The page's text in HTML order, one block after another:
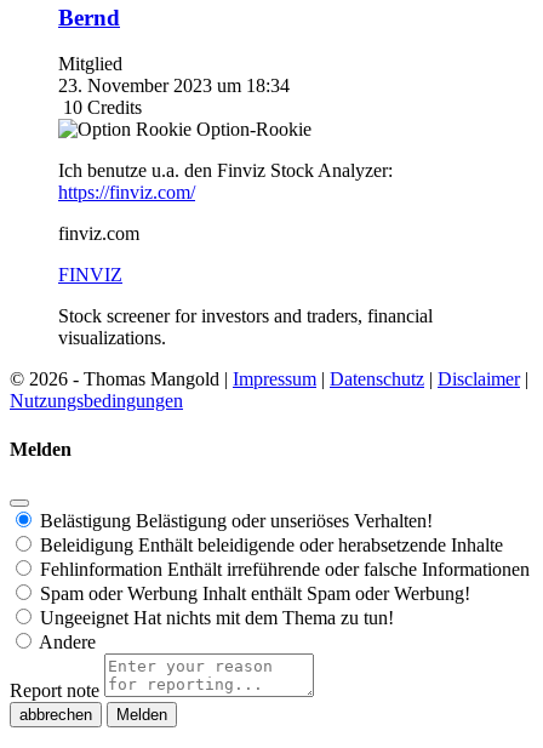
Bernd
Mitglied
23. November 2023 um 18:34
10 Credits
Option-Rookie
Ich benutze u.a. den Finviz Stock Analyzer:
https://finviz.com/
finviz.com
FINVIZ
Stock screener for investors and traders, financial
visualizations.
© 2026 - Thomas Mangold | Impressum | Datenschutz | Disclaimer|
Nutzungsbedingungen
Melden
Belästigung Belästigung oder unseriöses Verhalten!
Beleidigung Enthält beleidigende oder herabsetzende Inhalte
Fehlinformation Enthält irreführende oder falsche Informationen
Spam oder Werbung Inhalt enthält Spam oder Werbung!
Ungeeignet Hat nichts mit dem Thema zu tun!
Andere
Report note
Melden